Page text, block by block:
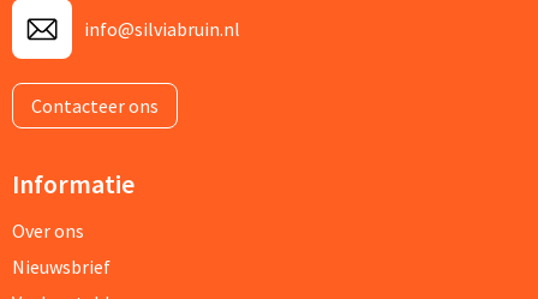
info@silviabruin.nl
Contacteer ons
Informatie
Over ons
Nieuwsbrief